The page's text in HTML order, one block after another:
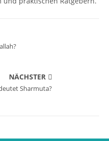
NÄCHSTER
Sharmuta?